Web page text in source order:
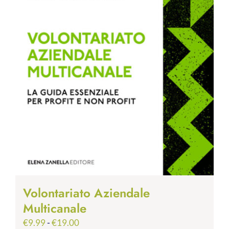
Volontariato Aziendale
Multicanale
€9.99-€19.00Fascia